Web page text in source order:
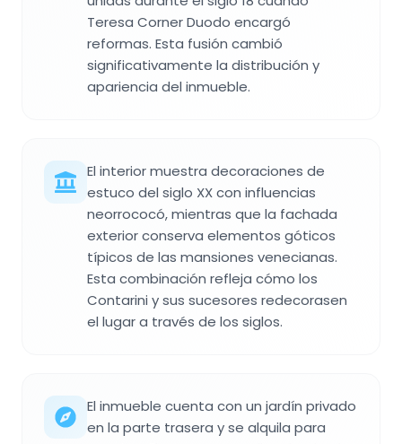
Teresa Corner Duodo encargó
reformas. Esta fusión cambió
significativamente la distribución y
apariencia del inmueble.
El interior muestra decoraciones de
estuco del siglo XX con influencias
neorrococó, mientras que la fachada
exterior conserva elementos góticos
típicos de las mansiones venecianas.
Esta combinación refleja cómo los
Contarini y sus sucesores redecorasen
el lugar a través de los siglos.
El inmueble cuenta con un jardín privado
en la parte trasera y se alquila para